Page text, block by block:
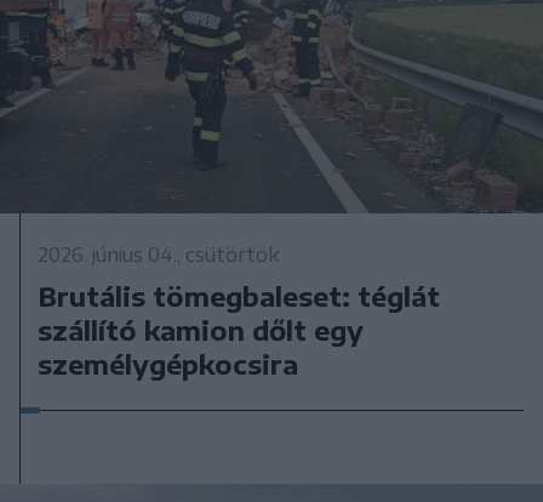
2026. június 04., csütörtök
Brutális tömegbaleset: téglát
szállító kamion dőlt egy
személygépkocsira